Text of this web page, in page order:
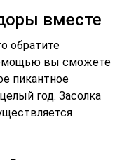
вместе
обратите
вы сможете
пикантное
год. Засолка